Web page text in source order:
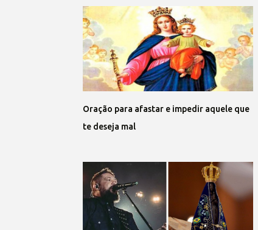
Oração para afastar e impedir aquele que
te deseja mal